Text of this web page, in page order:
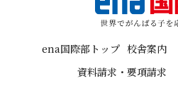
ena国際部トップ 校舎案内
資料請求・要項請求